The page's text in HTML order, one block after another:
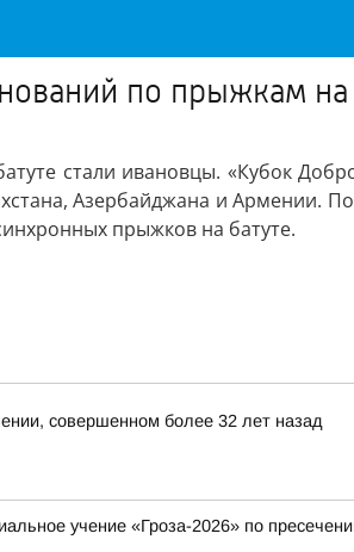
по прыжкам на
стали ивановцы. «Кубок
Азербайджана и Армении.
прыжков на батуте.
совершенном более 32 лет назад
учение «Гроза-2026» по